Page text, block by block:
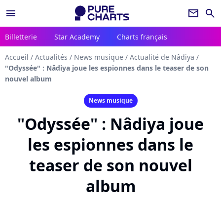
menu newsletter search
Billetterie Star Academy Charts français
Accueil / Actualités / News musique / Actualité de Nâdiya /
"Odyssée" : Nâdiya joue les espionnes dans le teaser de son
nouvel album
News musique
"Odyssée" : Nâdiya joue
les espionnes dans le
teaser de son nouvel
album